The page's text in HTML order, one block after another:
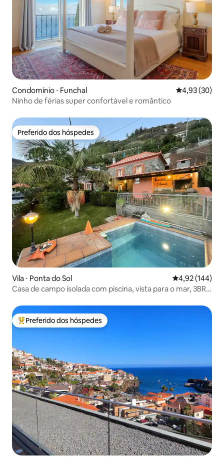
Condomínio ⋅ Funchal 4,93 de uma
4,93 (30)
Ninho de férias super confortável e romântico
Preferido dos hóspedes
Preferido dos hóspedes
Vila ⋅ Ponta do Sol 4,92 de uma
4,92 (144)
Casa de campo isolada com piscina, vista para o mar, 3BR,
Entre os melhores preferidos dos hóspedes
Preferido dos hóspedes